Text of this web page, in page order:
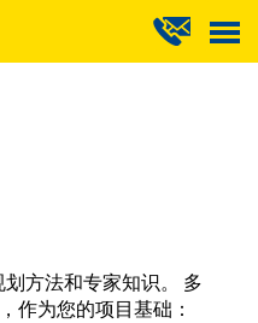
方法和专家知识。 多
作为您的项目基础：